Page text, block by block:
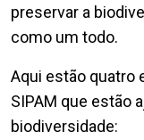
preservar a
como um todo.
Aqui estão quatro
SIPAM que estão
biodiversidade: